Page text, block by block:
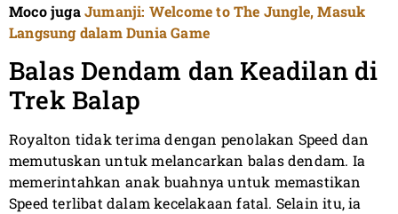
Moco jugaJumanji: Welcome to The Jungle, Masuk
Langsung dalam Dunia Game
Balas Dendam dan Keadilan di
Trek Balap
Royalton tidak terima dengan penolakan Speed dan
memutuskan untuk melancarkan balas dendam. Ia
memerintahkan anak buahnya untuk memastikan
Speed terlibat dalam kecelakaan fatal. Selain itu, ia